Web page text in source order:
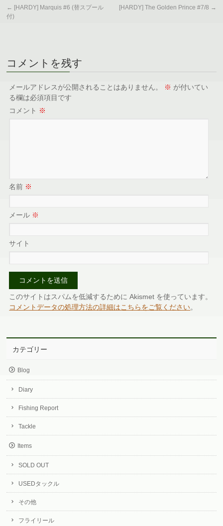
← [HARDY] Marquis #6 (替スプール
付)
[HARDY] The Golden Prince #7/8 →
コメントを残す
メールアドレスが公開されることはありません。 ※ が付いてい
る欄は必須項目です
コメント ※
名前 ※
メール ※
サイト
このサイトはスパムを低減するために Akismet を使っています。
コメントデータの処理方法の詳細はこちらをご覧ください。
カテゴリー
Blog
Diary
Fishing Report
Tackle
Items
SOLD OUT
USEDタックル
その他
フライリール